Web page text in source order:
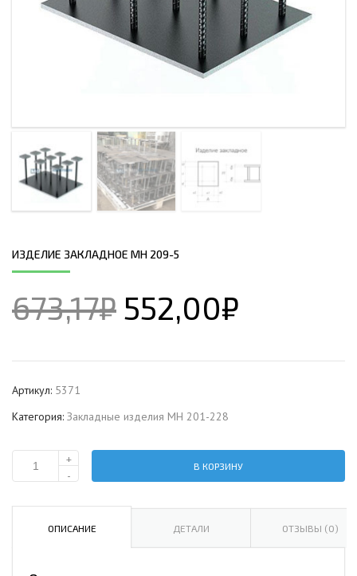
ИЗДЕЛИЕ ЗАКЛАДНОЕ МН 209-5
673,17₽ 552,00₽
Артикул: 5371
Категория: Закладные изделия МН 201-228
Количество
закладное
+
-
В КОРЗИНУ
ОПИСАНИЕ ДЕТАЛИ ОТЗЫВЫ (0)